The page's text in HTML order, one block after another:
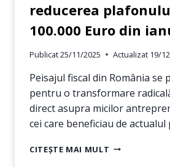
reducerea
100.000 Euro din
Publicat25/11/2025 Actualizat 19/
Peisajul fiscal din România se
pentru o transformare
direct asupra micilor
cei care beneficiau de
CITEȘTE MAI MULT CUM